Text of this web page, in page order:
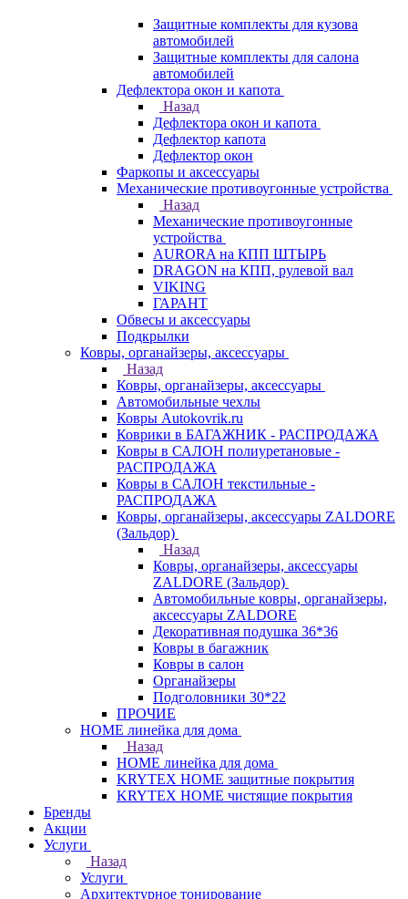
Защитные комплекты для кузова
автомобилей
Защитные комплекты для салона
автомобилей
Дефлектора окон и капота
Назад
Дефлектора окон и капота
Дефлектор капота
Дефлектор окон
Фаркопы и аксессуары
Механические противоугонные устройства
Назад
Механические противоугонные
устройства
AURORA на КПП ШТЫРЬ
DRAGON на КПП, рулевой вал
VIKING
ГАРАНТ
Обвесы и аксессуары
Подкрылки
Ковры, органайзеры, аксессуары
Назад
Ковры, органайзеры, аксессуары
Автомобильные чехлы
Ковры Autokovrik.ru
Коврики в БАГАЖНИК - РАСПРОДАЖА
Ковры в САЛОН полиуретановые -
РАСПРОДАЖА
Ковры в САЛОН текстильные -
РАСПРОДАЖА
Ковры, органайзеры, аксессуары ZALDORE
(Зальдор)
Назад
Ковры, органайзеры, аксессуары
ZALDORE (Зальдор)
Автомобильные ковры, органайзеры,
аксессуары ZALDORE
Декоративная подушка 36*36
Ковры в багажник
Ковры в салон
Органайзеры
Подголовники 30*22
ПРОЧИЕ
HOME линейка для дома
Назад
HOME линейка для дома
KRYTEX HOME защитные покрытия
KRYTEX HOME чистящие покрытия
Бренды
Акции
Услуги
Назад
Услуги
Архитектурное тонирование